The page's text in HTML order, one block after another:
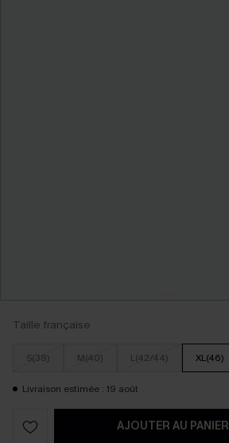
Taille française
S(38) M(40) L(42/44) XL(46)
Livraison estimée : 19 août
AJOUTER AU PANIER